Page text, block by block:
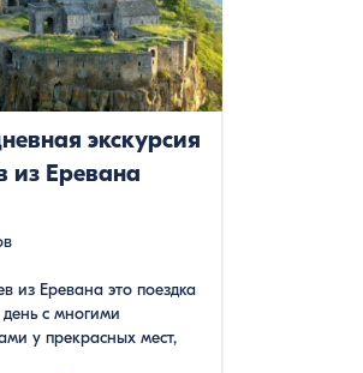
экскурсия
из Еревана
из Еревана это поездка
с многими
у прекрасных мест,